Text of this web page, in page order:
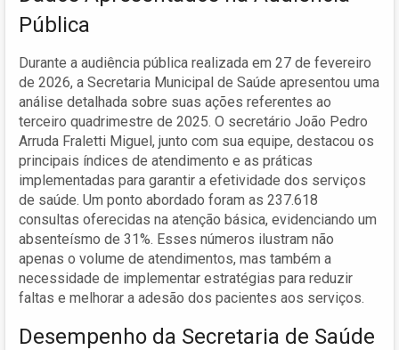
Pública
Durante a audiência pública realizada em 27 de fevereiro
de 2026, a Secretaria Municipal de Saúde apresentou uma
análise detalhada sobre suas ações referentes ao
terceiro quadrimestre de 2025. O secretário João Pedro
Arruda Fraletti Miguel, junto com sua equipe, destacou os
principais índices de atendimento e as práticas
implementadas para garantir a efetividade dos serviços
de saúde. Um ponto abordado foram as 237.618
consultas oferecidas na atenção básica, evidenciando um
absenteísmo de 31%. Esses números ilustram não
apenas o volume de atendimentos, mas também a
necessidade de implementar estratégias para reduzir
faltas e melhorar a adesão dos pacientes aos serviços.
Desempenho da Secretaria de Saúde